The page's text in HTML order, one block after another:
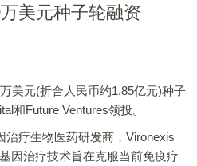
美元种子轮融资
元(折合人民币约1.85亿元)种子
和Future Ventures领投。
疗生物医药研发商，Vironexis
因治疗技术旨在克服当前免疫疗